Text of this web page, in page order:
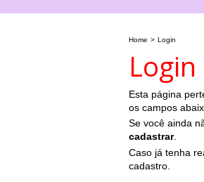
Home > Login
Login
Esta página
os campos
Se você ainda
cadastrar.
Caso já tenha
cadastro.